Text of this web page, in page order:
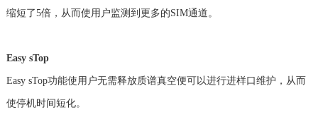
缩短了5倍，从而使用户监测到更多的SIM通道。
Easy sTop
Easy sTop功能使用户无需释放质谱真空便可以进行进样口维护，从而
使停机时间短化。